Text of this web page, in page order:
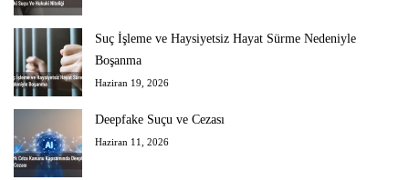
Suç İşleme ve Haysiyetsiz Hayat Sürme Nedeniyle
Boşanma
Haziran 19, 2026
Deepfake Suçu ve Cezası
Haziran 11, 2026